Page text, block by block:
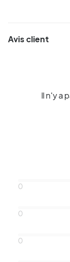
Avis client
Il n'y a
0
0
0